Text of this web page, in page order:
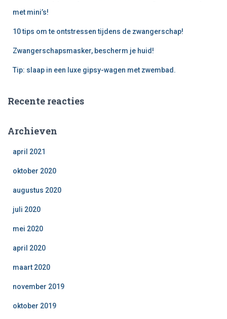
met mini’s!
10 tips om te ontstressen tijdens de zwangerschap!
Zwangerschapsmasker, bescherm je huid!
Tip: slaap in een luxe gipsy-wagen met zwembad.
Recente reacties
Archieven
april 2021
oktober 2020
augustus 2020
juli 2020
mei 2020
april 2020
maart 2020
november 2019
oktober 2019